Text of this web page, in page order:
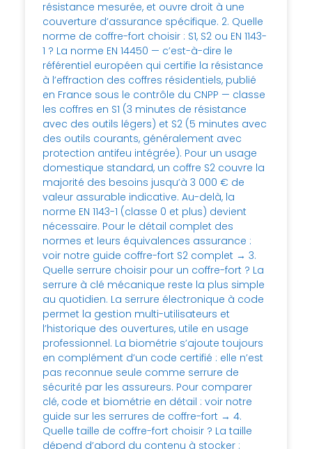
résistance mesurée, et ouvre droit à une
couverture d’assurance spécifique. 2. Quelle
norme de coffre-fort choisir : S1, S2 ou EN 1143-
1 ? La norme EN 14450 — c’est-à-dire le
référentiel européen qui certifie la résistance
à l’effraction des coffres résidentiels, publié
en France sous le contrôle du CNPP — classe
les coffres en S1 (3 minutes de résistance
avec des outils légers) et S2 (5 minutes avec
des outils courants, généralement avec
protection antifeu intégrée). Pour un usage
domestique standard, un coffre S2 couvre la
majorité des besoins jusqu’à 3 000 € de
valeur assurable indicative. Au-delà, la
norme EN 1143-1 (classe 0 et plus) devient
nécessaire. Pour le détail complet des
normes et leurs équivalences assurance :
voir notre guide coffre-fort S2 complet → 3.
Quelle serrure choisir pour un coffre-fort ? La
serrure à clé mécanique reste la plus simple
au quotidien. La serrure électronique à code
permet la gestion multi-utilisateurs et
l’historique des ouvertures, utile en usage
professionnel. La biométrie s’ajoute toujours
en complément d’un code certifié : elle n’est
pas reconnue seule comme serrure de
sécurité par les assureurs. Pour comparer
clé, code et biométrie en détail : voir notre
guide sur les serrures de coffre-fort → 4.
Quelle taille de coffre-fort choisir ? La taille
dépend d’abord du contenu à stocker :